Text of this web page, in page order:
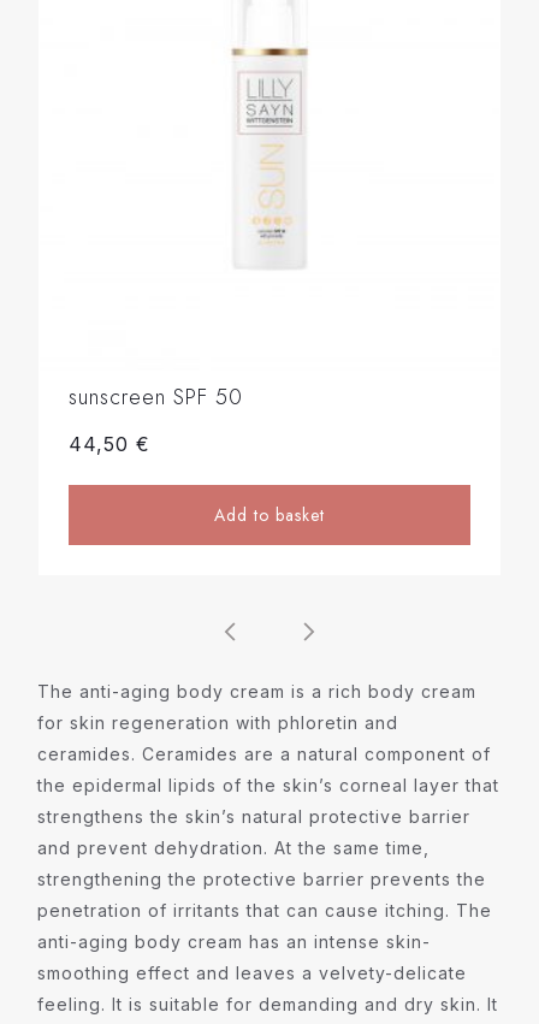
sunscreen SPF 50
44,50€
Add to basket
The anti-aging body cream is a rich body cream
for skin regeneration with phloretin and
ceramides. Ceramides are a natural component of
the epidermal lipids of the skin’s corneal layer that
strengthens the skin’s natural protective barrier
and prevent dehydration. At the same time,
strengthening the protective barrier prevents the
penetration of irritants that can cause itching. The
anti-aging body cream has an intense skin-
smoothing effect and leaves a velvety-delicate
feeling. It is suitable for demanding and dry skin. It